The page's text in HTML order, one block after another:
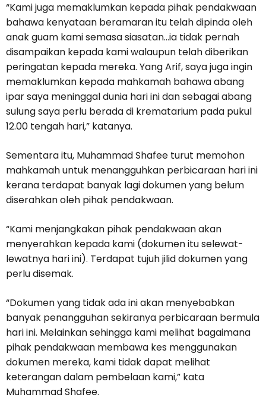
“Kami juga memaklumkan kepada pihak pendakwaan
bahawa kenyataan beramaran itu telah dipinda oleh
anak guam kami semasa siasatan…ia tidak pernah
disampaikan kepada kami walaupun telah diberikan
peringatan kepada mereka. Yang Arif, saya juga ingin
memaklumkan kepada mahkamah bahawa abang
ipar saya meninggal dunia hari ini dan sebagai abang
sulung saya perlu berada di krematarium pada pukul
12.00 tengah hari,” katanya.
Sementara itu, Muhammad Shafee turut memohon
mahkamah untuk menangguhkan perbicaraan hari ini
kerana terdapat banyak lagi dokumen yang belum
diserahkan oleh pihak pendakwaan.
“Kami menjangkakan pihak pendakwaan akan
menyerahkan kepada kami (dokumen itu selewat-
lewatnya hari ini). Terdapat tujuh jilid dokumen yang
perlu disemak.
“Dokumen yang tidak ada ini akan menyebabkan
banyak penangguhan sekiranya perbicaraan bermula
hari ini. Melainkan sehingga kami melihat bagaimana
pihak pendakwaan membawa kes menggunakan
dokumen mereka, kami tidak dapat melihat
keterangan dalam pembelaan kami,” kata
Muhammad Shafee.